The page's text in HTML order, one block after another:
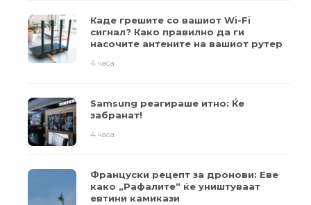
Каде грешите со вашиот Wi-Fi
сигнал? Како правилно да ги
насочите антените на вашиот рутер
4 часа
Samsung реагираше итно: Ќе
забранат!
4 часа
Француски рецепт за дронови: Еве
како „Рафалите“ ќе уништуваат
евтини камикази